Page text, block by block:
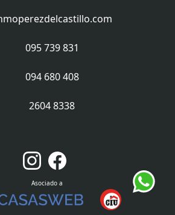
095 739 831
094 680 408
2604 8338
Asociado a